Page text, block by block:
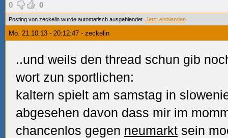
0 0
Posting von zeckelin wurde automatisch ausgeblendet. Jetzt einblenden
Mo. 21.10.13 - 20:12:47 - zeckelin
..und weils den thread schun gib
wort zun sportlichen:
kaltern spielt am samstag in
abgesehen davon dass mir im
chancenlos gegen neumarkt sein